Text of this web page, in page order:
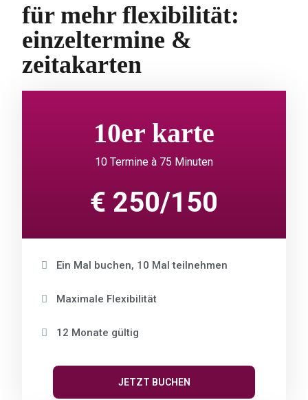
für mehr flexibilität:
einzeltermine &
zeitakarten
10er karte
10 Termine à 75 Minuten
€ 250/150
Ein Mal buchen, 10 Mal teilnehmen
Maximale Flexibilität
12 Monate gültig
JETZT BUCHEN